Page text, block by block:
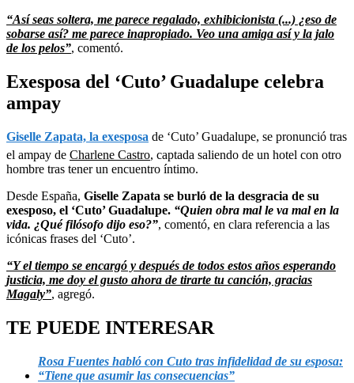
“Así seas soltera, me parece regalado, exhibicionista (...) ¿eso de
sobarse así? me parece inapropiado. Veo una amiga así y la jalo
de los pelos”, comentó.
Exesposa del ‘Cuto’ Guadalupe celebra
ampay
Giselle Zapata, la exesposa de ‘Cuto’ Guadalupe, se pronunció tras
el ampay de Charlene Castro, captada saliendo de un hotel con otro
hombre tras tener un encuentro íntimo.
Desde España, Giselle Zapata se burló de la desgracia de su
exesposo, el ‘Cuto’ Guadalupe. “Quien obra mal le va mal en la
vida. ¿Qué filósofo dijo eso?”, comentó, en clara referencia a las
icónicas frases del ‘Cuto’.
“Y el tiempo se encargó y después de todos estos años esperando
justicia, me doy el gusto ahora de tirarte tu canción, gracias
Magaly”, agregó.
TE PUEDE INTERESAR
Rosa Fuentes habló con Cuto tras infidelidad de su esposa:
“Tiene que asumir las consecuencias”